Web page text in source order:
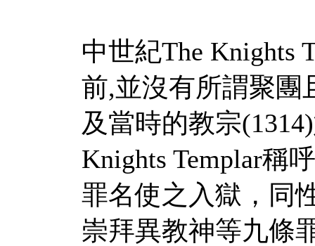
中世紀The Knights
前,並沒有所謂聚團
及當時的教宗
Knights Templar稱
罪名使之入獄，同
崇拜異教神等九條